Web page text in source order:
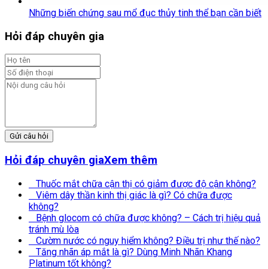
Những biến chứng sau mổ đục thủy tinh thể bạn cần biết
Hỏi đáp chuyên gia
Gửi câu hỏi
Hỏi đáp chuyên giaXem thêm
Thuốc mắt chữa cận thị có giảm được độ cận không?
Viêm dây thần kinh thị giác là gì? Có chữa được
không?
Bệnh glocom có chữa được không? – Cách trị hiệu quả
tránh mù lòa
Cườm nước có nguy hiểm không? Điều trị như thế nào?
Tăng nhãn áp mắt là gì? Dùng Minh Nhãn Khang
Platinum tốt không?